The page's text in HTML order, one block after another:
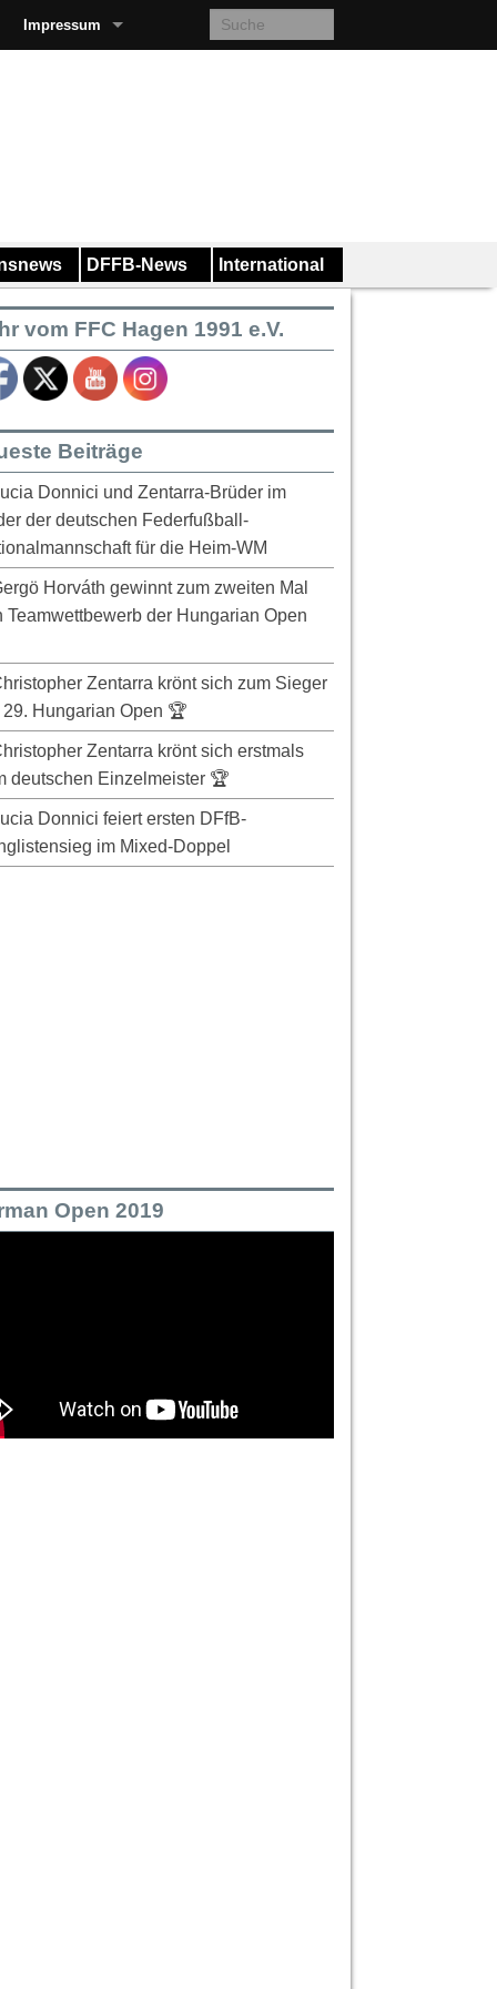
Impressum
DFFB-News International
vom FFC Hagen 1991 e.V.
Beiträge
Donnici und Zentarra-Brüder im
der deutschen Federfußball-
für die Heim-WM
Horváth gewinnt zum zweiten Mal
Teamwettbewerb der Hungarian Open
Zentarra krönt sich zum Sieger
29. Hungarian Open 🏆
Zentarra krönt sich erstmals
deutschen Einzelmeister 🏆
Donnici feiert ersten DFfB-
im Mixed-Doppel
Open 2019